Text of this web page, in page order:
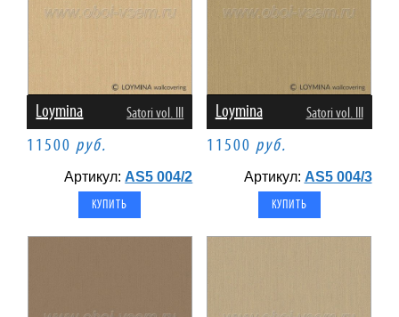
Loymina Satori vol. III
11500 руб.
Артикул: AS5 004/2
Loymina Satori vol. III
11500 руб.
Артикул: AS5 004/3